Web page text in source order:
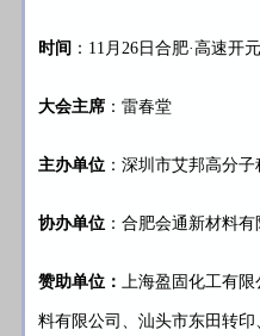
时间 ：11月26日合肥·高速开
大会主席 ：雷春堂
主办单位 ：深圳市艾邦高分子
协办单位 ：合肥会通新材料有
赞助单位： 上海盈固化工有
料有限公司、汕头市东田转